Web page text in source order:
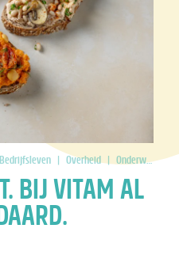
Bedrijfsleven | Overheid | Onderwijs
BIJ VITAM AL